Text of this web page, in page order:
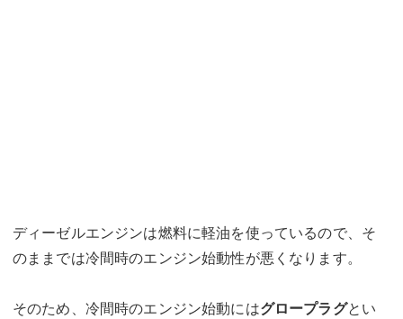
ディーゼルエンジンは燃料に軽油を使っているので、そ
のままでは冷間時のエンジン始動性が悪くなります。
そのため、冷間時のエンジン始動にはグロープラグとい